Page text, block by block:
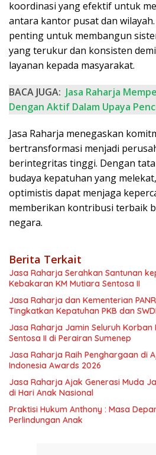
koordinasi yang efektif untuk
antara kantor pusat dan
penting untuk membangun
yang terukur dan konsisten
layanan kepada masyarakat.
BACA JUGA: Jasa Raharja
Dengan Aktif Dalam Upaya
Jasa Raharja menegaskan
bertransformasi menjadi
berintegritas tinggi. Dengan
budaya kepatuhan yang
optimistis dapat menjaga
memberikan kontribusi terbaik
negara.
Berita Terkait
Jasa Raharja Serahkan Santunan
Kebakaran KM Mutiara Sentosa II
Jasa Raharja dan Kementerian
Tingkatkan Kepatuhan PKB dan
Jasa Raharja Jamin Seluruh Korban
Sentosa II di Perairan Sumenep
Jasa Raharja Raih Penghargaan di
Indonesia Awards 2026
Jasa Raharja Ajak Generasi Muda
di Hari Anak Nasional
Praktisi Hukum Anthony : Masa
Perlindungan Anak